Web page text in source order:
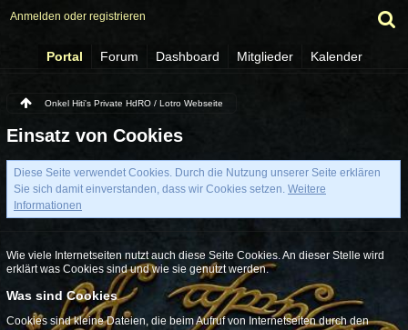
Anmelden oder registrieren
Portal Forum Dashboard Mitglieder Kalender
Onkel Hiti's Private HdRO / Lotro Webseite
Einsatz von Cookies
Diese Seite verwendet Cookies. Durch die Nutzung unserer Seite erklären
Sie sich damit einverstanden, dass wir Cookies setzen. Weitere
Informationen
Wie viele Internetseiten nutzt auch diese Seite Cookies. An dieser Stelle wird
erklärt was Cookies sind und wie sie genutzt werden.
Was sind Cookies
Cookies sind kleine Dateien, die beim Aufruf von Internetseiten durch den